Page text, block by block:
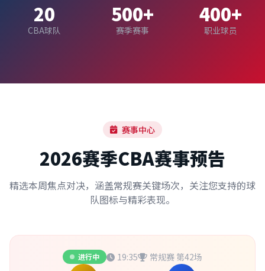
20
CBA球队
500+
赛季赛事
400+
职业球员
赛事中心
2026赛季CBA赛事预告
精选本周焦点对决，涵盖常规赛关键场次，关注您支持的球
队图标与精彩表现。
进行中 19:35
常规赛 第42场